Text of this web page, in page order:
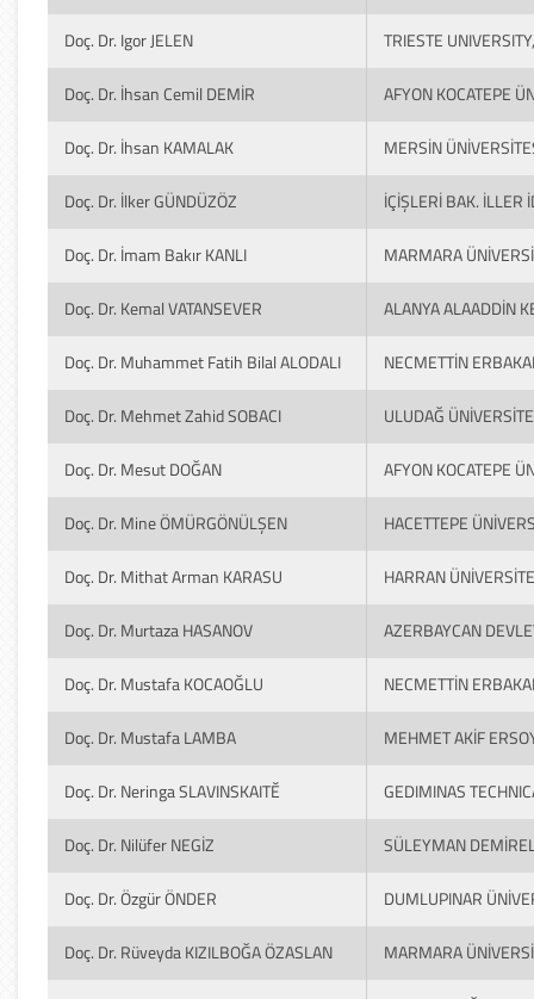
Doç. Dr. Igor JELEN TRIESTE
Doç. Dr. İhsan Cemil DEMİR AFYON KOCATEPE
Doç. Dr. İhsan KAMALAK MERSİN
Doç. Dr. İlker GÜNDÜZÖZ İÇİŞLERİ BAK. İLLER
Doç. Dr. İmam Bakır KANLI MARMARA
Doç. Dr. Kemal VATANSEVER ALANYA ALAADDİN
Doç. Dr. Muhammet Fatih Bilal ALODALI NECMETTİN
Doç. Dr. Mehmet Zahid SOBACI ULUDAĞ
Doç. Dr. Mesut DOĞAN AFYON KOCATEPE
Doç. Dr. Mine ÖMÜRGÖNÜLŞEN HACETTEPE
Doç. Dr. Mithat Arman KARASU HARRAN
Doç. Dr. Murtaza HASANOV AZERBAYCAN
Doç. Dr. Mustafa KOCAOĞLU NECMETTİN
Doç. Dr. Mustafa LAMBA MEHMET AKİF
Doç. Dr. Neringa SLAVINSKAITĔ GEDIMINAS
Doç. Dr. Nilüfer NEGİZ SÜLEYMAN
Doç. Dr. Özgür ÖNDER DUMLUPINAR
Doç. Dr. Rüveyda KIZILBOĞA ÖZASLAN MARMARA